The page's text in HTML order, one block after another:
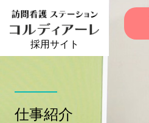
採用サイト
仕事紹介